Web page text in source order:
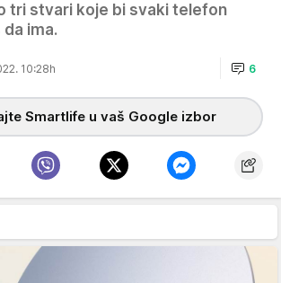
tri stvari koje bi svaki telefon
ima.
10:28h 6
Smartlife u vaš Google izbor